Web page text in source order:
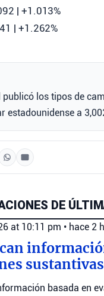
| +1.013%
| +1.262%
publicó los tipos de
estadounidense a
DE
at 10:11 pm • hace 2
basada en